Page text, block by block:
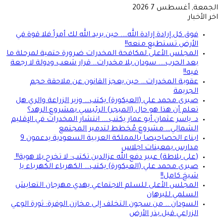
الجمعة, أغسطس 7 2026
اخر الأخبار
فوق كل إرادة إرادة الله…. حين يريد الله لك أمراً فلا قوة في
الأرض تستطيع منعه!!
المجلس الأعلى لمكافحة المخدرات ضرورة حتمية لمرحلة ما
بعد الحرب…. سودان بلا مخدرات.. قرار شعب ودولة لا رجعة
فيه!!
عقوبة المخدرات… حين يعجز القانون عن ملاحقة حجم
الجريمة
صبرى محمد علي (العيكورة) يكتب… وزير الزراعة والري هل
تعلم أن هذا هو حال (الميجر) الرئيسي بمشروع الرهد؟
د. ياسر عثمان أبو عمار يكتب…. انتشار المخدرات في الإقليم
الشمالي… مشروع مُخطط لتدمير المجتمع
ابناء الحصاحيصا بالمملكة العربية السعودية يدعمون 9
مدارس بمعينات اجلاس
(على بلاطة) عبير دفع الله عزالدين تكتب: لا تخرج بلا هوية!!
صبرى محمد علي (العيكورة) يكتب… الكهرباء الكهرباء يا
شيخ كامل!!
المجلس الأعلى للسلم الاجتماعي يهدي مهرجان التعايش
السلمي للبرهان
السودان .. من سجون التخلف إلى مخازن الوفرة: ثورة الوعي
الزراعي قبل بذر الأرض